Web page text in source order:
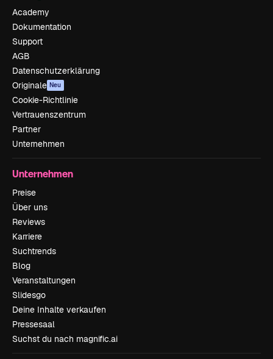
Academy
Dokumentation
Support
AGB
Datenschutzerklärung
Originale Neu
Cookie-Richtlinie
Vertrauenszentrum
Partner
Unternehmen
Unternehmen
Preise
Über uns
Reviews
Karriere
Suchtrends
Blog
Veranstaltungen
Slidesgo
Deine Inhalte verkaufen
Pressesaal
Suchst du nach magnific.ai